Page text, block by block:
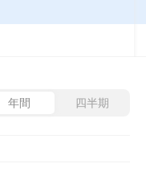
年間 四半期